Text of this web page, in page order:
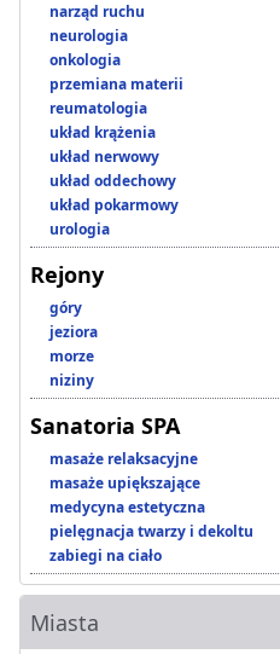
narząd ruchu
neurologia
onkologia
przemiana materii
reumatologia
układ krążenia
układ nerwowy
układ oddechowy
układ pokarmowy
urologia
Rejony
góry
jeziora
morze
niziny
Sanatoria SPA
masaże relaksacyjne
masaże upiększające
medycyna estetyczna
pielęgnacja twarzy i dekoltu
zabiegi na ciało
Miasta